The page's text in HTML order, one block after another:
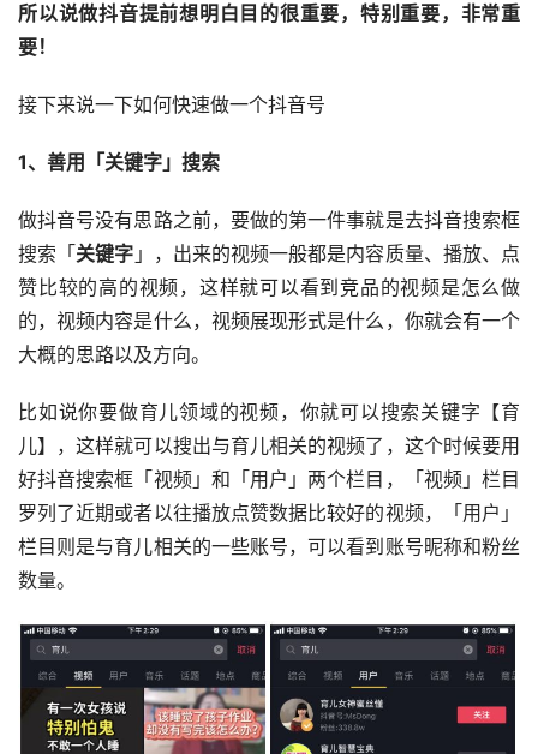
所以说做抖音提前想明白目的很重要，特别重要，非常重
要！
接下来说一下如何快速做一个抖音号
1、善用「关键字」搜索
做抖音号没有思路之前，要做的第一件事就是去抖音搜索框
搜索「 关键字 」，出来的视频一般都是内容质量、播放、点
赞比较的高的视频，这样就可以看到竞品的视频是怎么做
的，视频内容是什么，视频展现形式是什么，你就会有一个
大概的思路以及方向。
比如说你要做育儿领域的视频，你就可以搜索关键字【育
儿】，这样就可以搜出与育儿相关的视频了，这个时候要用
好抖音搜索框「视频」和「用户」两个栏目，「视频」栏目
罗列了近期或者以往播放点赞数据比较好的视频，「用户」
栏目则是与育儿相关的一些账号，可以看到账号昵称和粉丝
数量。